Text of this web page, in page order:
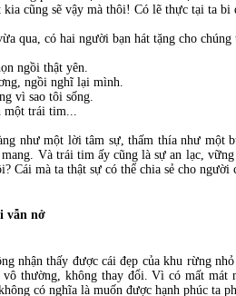
cũng sẽ vậy mà thôi! Có lẽ thực tại ta bi
qua, có hai người bạn hát tặng cho
ngồi thật yên.
ngồi nghĩ lại mình.
vì sao tôi sống.
trái tim...
như một lời tâm sự, thấm thía như một
Và trái tim ấy cũng là sự an lạc,
Cái mà ta thật sự có thể chia sẻ cho
vẫn nở
nhận thấy được cái đẹp của khu rừng
vô thường, không thay đổi. Vì có mất mát
có nghĩa là muốn được hạnh phúc ta